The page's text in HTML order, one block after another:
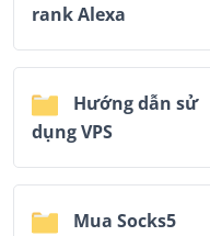
rank Alexa
Hướng dẫn sử
dụng VPS
Mua Socks5